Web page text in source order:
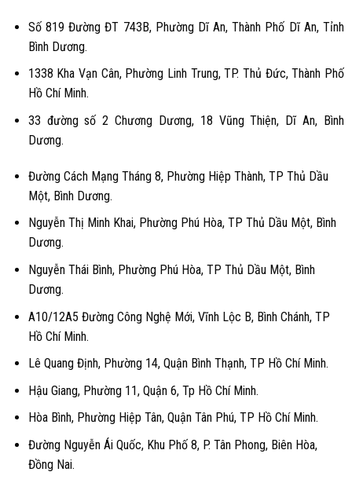
Số 819 Đường ĐT 743B, Phường Dĩ An, Thành Phố Dĩ An, Tỉnh
Bình Dương.
1338 Kha Vạn Cân, Phường Linh Trung, TP. Thủ Đức, Thành Phố
Hồ Chí Minh.
33 đường số 2 Chương Dương, 18 Vũng Thiện, Dĩ An, Bình
Dương.
Đường Cách Mạng Tháng 8, Phường Hiệp Thành, TP Thủ Dầu
Một, Bình Dương.
Nguyễn Thị Minh Khai, Phường Phú Hòa, TP Thủ Dầu Một, Bình
Dương.
Nguyễn Thái Bình, Phường Phú Hòa, TP Thủ Dầu Một, Bình
Dương.
A10/12A5 Đường Công Nghệ Mới, Vĩnh Lộc B, Bình Chánh, TP
Hồ Chí Minh.
Lê Quang Định, Phường 14, Quận Bình Thạnh, TP Hồ Chí Minh.
Hậu Giang, Phường 11, Quận 6, Tp Hồ Chí Minh.
Hòa Bình, Phường Hiệp Tân, Quận Tân Phú, TP Hồ Chí Minh.
Đường Nguyễn Ái Quốc, Khu Phố 8, P. Tân Phong, Biên Hòa,
Đồng Nai.